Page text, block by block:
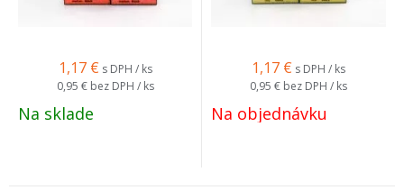
1,17 € s DPH / ks
0,95 € bez DPH / ks
Na sklade
1,17 € s DPH / ks
0,95 € bez DPH / ks
Na objednávku